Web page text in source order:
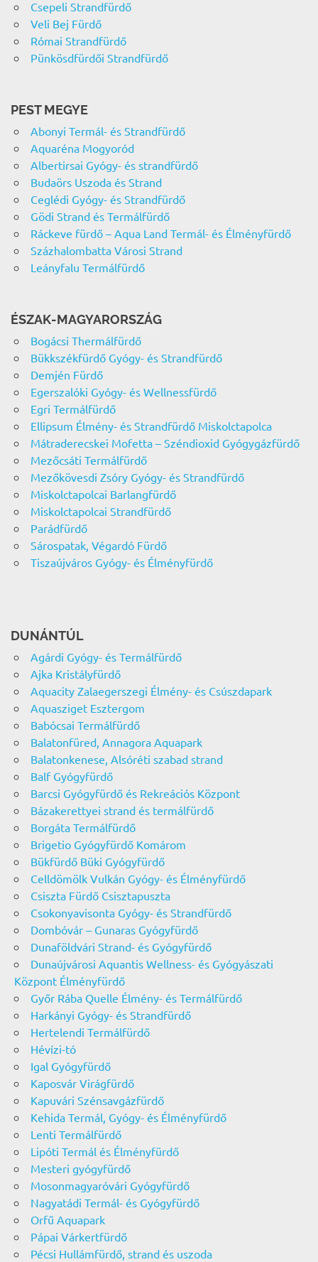
Csepeli Strandfürdő
Veli Bej Fürdő
Római Strandfürdő
Pünkösdfürdői Strandfürdő
PEST MEGYE
Abonyi Termál- és Strandfürdő
Aquaréna Mogyoród
Albertirsai Gyógy- és strandfürdő
Budaörs Uszoda és Strand
Ceglédi Gyógy- és Strandfürdő
Gödi Strand és Termálfürdő
Ráckeve fürdő – Aqua Land Termál- és Élményfürdő
Százhalombatta Városi Strand
Leányfalu Termálfürdő
ÉSZAK-MAGYARORSZÁG
Bogácsi Thermálfürdő
Bükkszékfürdő Gyógy- és Strandfürdő
Demjén Fürdő
Egerszalóki Gyógy- és Wellnessfürdő
Egri Termálfürdő
Ellipsum Élmény- és Strandfürdő Miskolctapolca
Mátraderecskei Mofetta – Széndioxid Gyógygázfürdő
Mezőcsáti Termálfürdő
Mezőkövesdi Zsóry Gyógy- és Strandfürdő
Miskolctapolcai Barlangfürdő
Miskolctapolcai Strandfürdő
Parádfürdő
Sárospatak, Végardó Fürdő
Tiszaújváros Gyógy- és Élményfürdő
DUNÁNTÚL
Agárdi Gyógy- és Termálfürdő
Ajka Kristályfürdő
Aquacity Zalaegerszegi Élmény- és Csúszdapark
Aquasziget Esztergom
Babócsai Termálfürdő
Balatonfüred, Annagora Aquapark
Balatonkenese, Alsóréti szabad strand
Balf Gyógyfürdő
Barcsi Gyógyfürdő és Rekreációs Központ
Bázakerettyei strand és termálfürdő
Borgáta Termálfürdő
Brigetio Gyógyfürdő Komárom
Bükfürdő Büki Gyógyfürdő
Celldömölk Vulkán Gyógy- és Élményfürdő
Csiszta Fürdő Csisztapuszta
Csokonyavisonta Gyógy- és Strandfürdő
Dombóvár – Gunaras Gyógyfürdő
Dunaföldvári Strand- és Gyógyfürdő
Dunaújvárosi Aquantis Wellness- és Gyógyászati
Központ Élményfürdő
Győr Rába Quelle Élmény- és Termálfürdő
Harkányi Gyógy- és Strandfürdő
Hertelendi Termálfürdő
Hévízi-tó
Igal Gyógyfürdő
Kaposvár Virágfürdő
Kapuvári Szénsavgázfürdő
Kehida Termál, Gyógy- és Élményfürdő
Lenti Termálfürdő
Lipóti Termál és Élményfürdő
Mesteri gyógyfürdő
Mosonmagyaróvári Gyógyfürdő
Nagyatádi Termál- és Gyógyfürdő
Orfű Aquapark
Pápai Várkertfürdő
Pécsi Hullámfürdő, strand és uszoda